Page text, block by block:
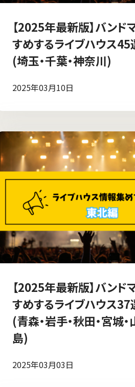
【2025年最新版】バンド
すめするライブハウス45
(埼玉・千葉・神奈川)
2025年03月10日
【2025年最新版】バンド
すめするライブハウス37
(青森・岩手・秋田・宮城・
島)
2025年03月03日